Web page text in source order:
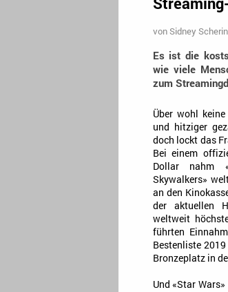
vonSidney
Es ist die
wie viele
zum
Über wohl
und hitziger
doch lockt das
Bei einem
Dollar nahm
Skywalkers»
an den
der aktuellen
weltweit
führten
Bestenliste
Bronzeplatz in
Und «Star